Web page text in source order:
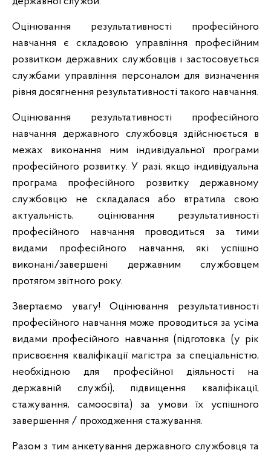
Оцінювання результативності професійного
навчання є складовою управління професійним
розвитком державних службовців і застосовується
службами управління персоналом для визначення
рівня досягнення результативності такого навчання.
Оцінювання результативності професійного
навчання державного службовця здійснюється в
межах виконання ним індивідуальної програми
професійного розвитку. У разі, якщо індивідуальна
програма професійного розвитку державному
службовцю не складалася або втратила свою
актуальність, оцінювання результативності
професійного навчання проводиться за тими
видами професійного навчання, які успішно
виконані/завершені державним службовцем
протягом звітного року.
Звертаємо увагу! Оцінювання результативності
професійного навчання може проводиться за усіма
видами професійного навчання (підготовка (у рік
присвоєння кваліфікації магістра за спеціальністю,
необхідною для професійної діяльності на
державній службі), підвищення кваліфікації,
стажування, самоосвіта) за умови їх успішного
завершення / проходження стажування.
Разом з тим анкетування державного службовця та